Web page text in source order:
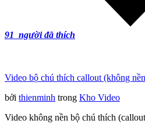
91 người đã thích
Video bộ chú thích callout (không
bởi thienminh trong Kho Video
Video không nền bộ chú thích